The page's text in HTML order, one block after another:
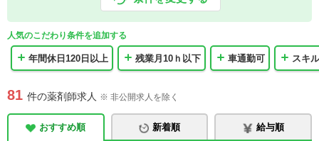
人気のこだわり条件を追加する
年間休日120日以上 残業月10ｈ以下 車通勤可 スキ
81 件の薬剤師求人 ※ 非公開求人を除く
おすすめ順 新着順 給与順